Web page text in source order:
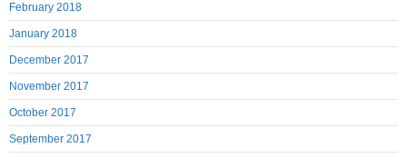
February 2018
January 2018
December 2017
November 2017
October 2017
September 2017